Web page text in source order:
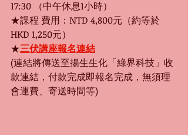
17:30 （中午休息1小時）
★課程 費用：NTD 4,800元（約等於
HKD 1,250元）
★三伏講座報名連結
(連結將傳送至揚生生化「綠界科技」收
款連結，付款完成即報名完成，無須理
會運費、寄送時間等)